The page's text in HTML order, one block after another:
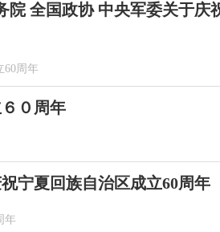
院 全国政协 中央军委关于庆
60周年
０周年
宁夏回族自治区成立60周年
年